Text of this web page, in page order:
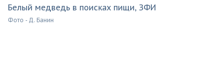
Белый медведь в поисках пищи, ЗФИ
Фото - Д. Банин